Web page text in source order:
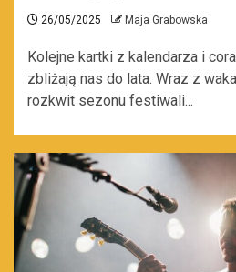
26/05/2025 Maja Grabowska
Kolejne kartki z kalendarza i
zbliżają nas do lata. Wraz z
rozkwit sezonu festiwali...